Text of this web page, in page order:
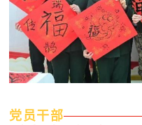
党员干部